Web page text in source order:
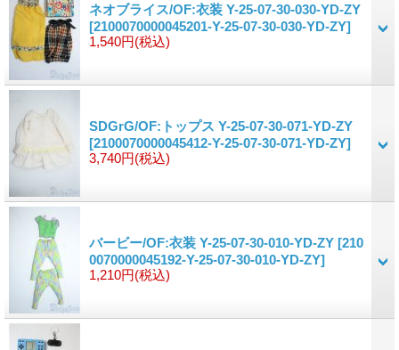
ネオブライス/OF:衣装 Y-25-07-30-030-YD-ZY
[2100070000045201-Y-25-07-30-030-YD-ZY]
1,540円(税込)
SDGrG/OF:トップス Y-25-07-30-071-YD-ZY
[2100070000045412-Y-25-07-30-071-YD-ZY]
3,740円(税込)
バービー/OF:衣装 Y-25-07-30-010-YD-ZY [210
0070000045192-Y-25-07-30-010-YD-ZY]
1,210円(税込)